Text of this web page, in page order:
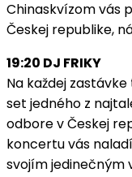
Chinaskvízom vás
Českej republike,
19:20 DJ FRIKY
Na každej
set jedného z
odbore v Českej
koncertu vás
svojím jedinečným